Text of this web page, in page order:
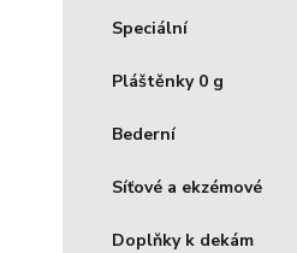
Speciální
Pláštěnky 0 g
Bederní
Síťové a ekzémové
Doplňky k dekám